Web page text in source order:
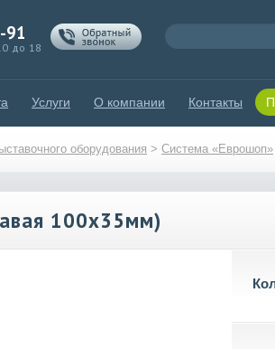
91
до 18
Услуги О компании Контакты
оборудования > Система «Еврошоп»
100х35мм)